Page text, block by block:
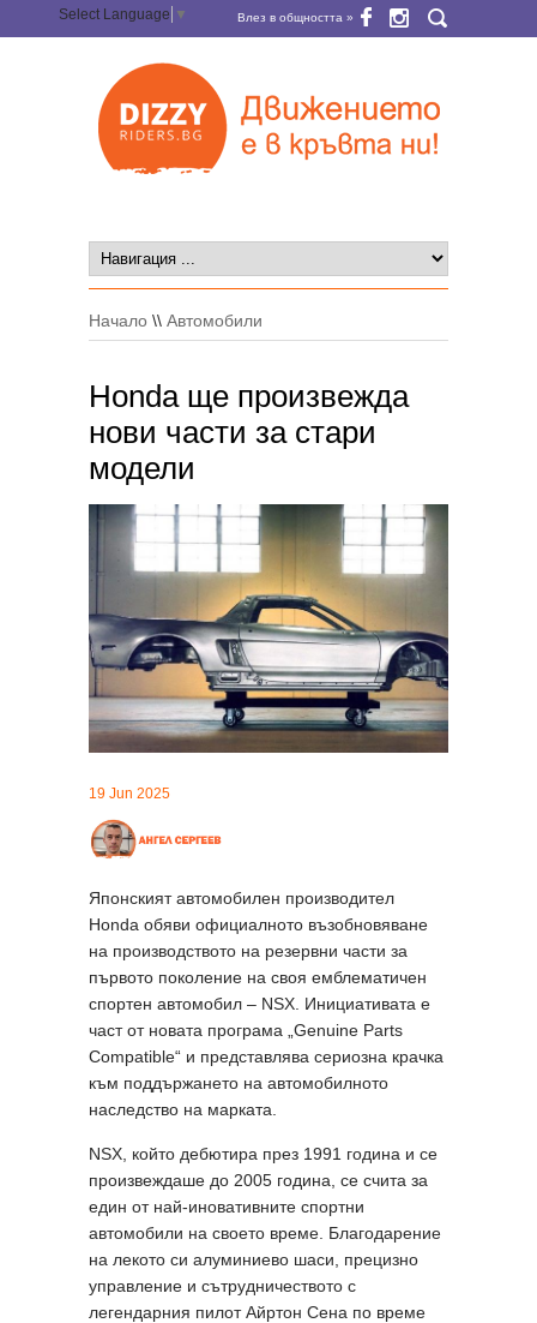
Select Language ▼ Влез в общността »
Начало \\ Автомобили
Honda ще произвежда
нови части за стари
модели
19 Jun 2025
Японският автомобилен производител
Honda обяви официалното възобновяване
на производството на резервни части за
първото поколение на своя емблематичен
спортен автомобил – NSX. Инициативата е
част от новата програма „Genuine Parts
Compatible“ и представлява сериозна крачка
към поддържането на автомобилното
наследство на марката.
NSX, който дебютира през 1991 година и се
произвеждаше до 2005 година, се счита за
един от най-иновативните спортни
автомобили на своето време. Благодарение
на лекото си алуминиево шаси, прецизно
управление и сътрудничеството с
легендарния пилот Айртон Сена по време